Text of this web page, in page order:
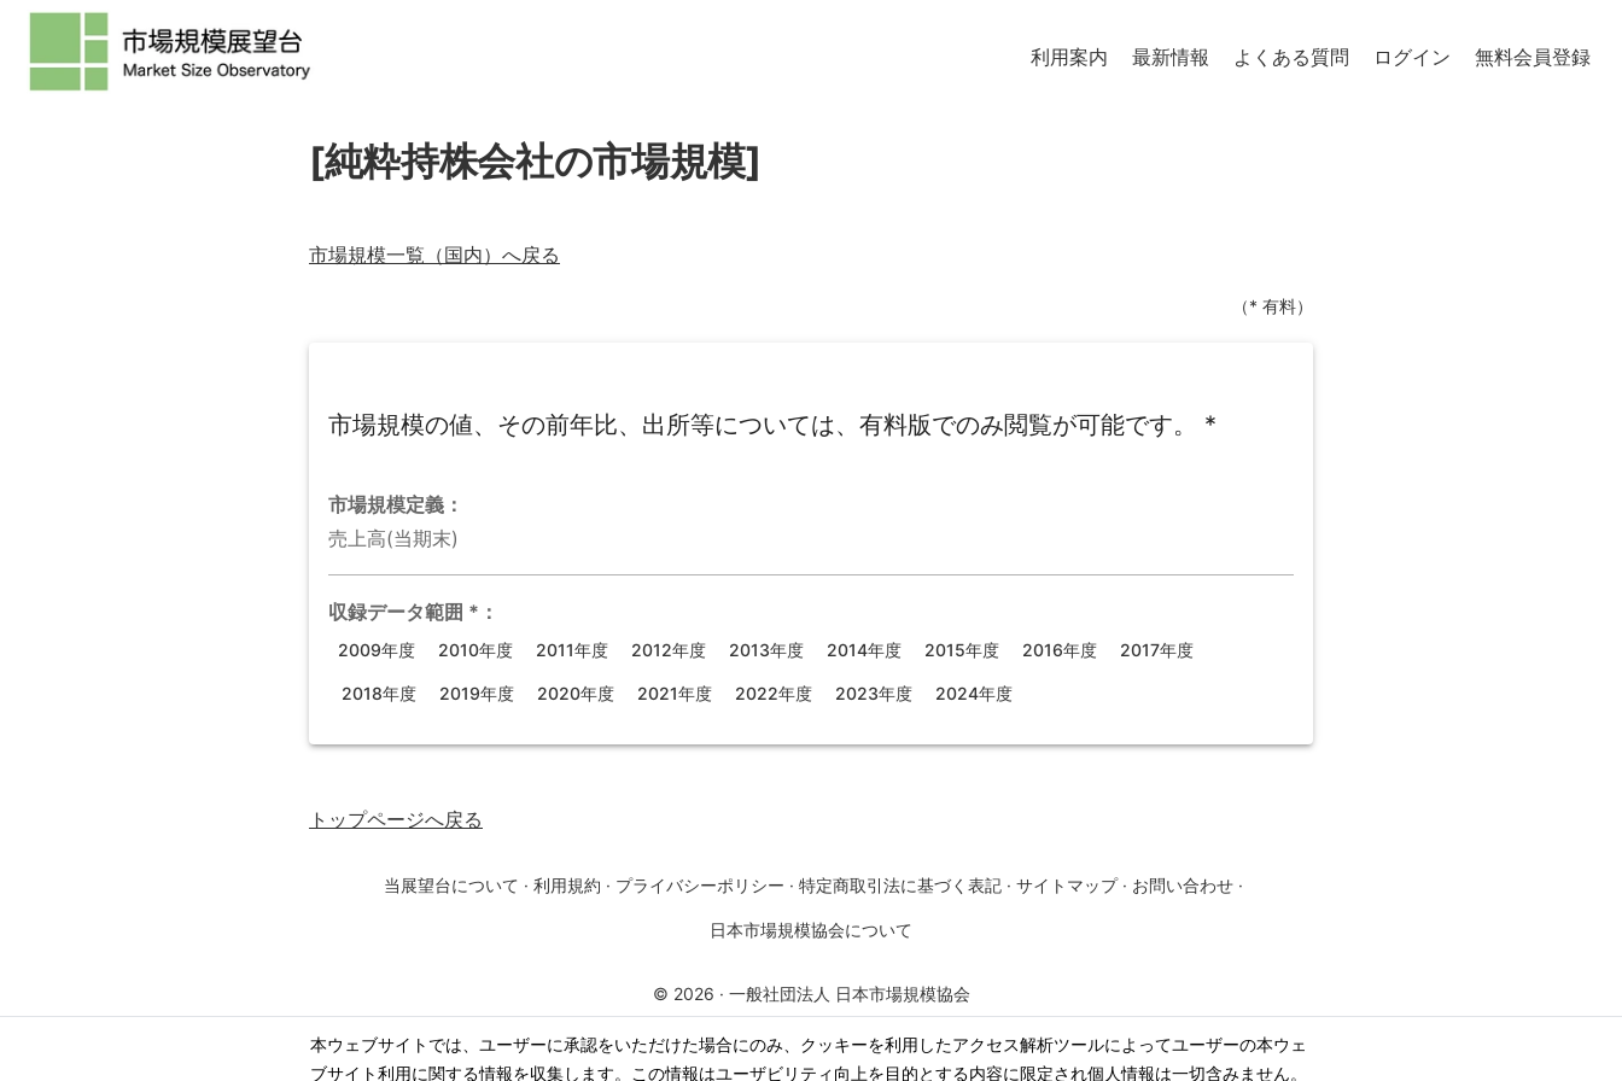
本ウェブサイトでは、ユーザーに承認をいただけた場合にのみ、クッキーを利用したアクセス解析ツールによってユーザーの本ウェ
ブサイト利用に関する情報を収集します。この情報はユーザビリティ向上を目的とする内容に限定され個人情報は一切含みません。
利用案内 最新情報 よくある質問 ログイン 無料会員登録
[純粋持株会社の市場規模]
市場規模一覧（国内）へ戻る
（* 有料）
市場規模の値、その前年比、出所等については、有料版でのみ閲覧が可能です。 *
市場規模定義：
売上高(当期末)
収録データ範囲 * ：
2009年度 2010年度 2011年度 2012年度 2013年度 2014年度 2015年度 2016年度 2017年度
2018年度 2019年度 2020年度 2021年度 2022年度 2023年度 2024年度
トップページへ戻る
当展望台について · 利用規約 · プライバシーポリシー · 特定商取引法に基づく表記 · サイトマップ · お問い合わせ ·
日本市場規模協会について
© 2026 · 一般社団法人 日本市場規模協会